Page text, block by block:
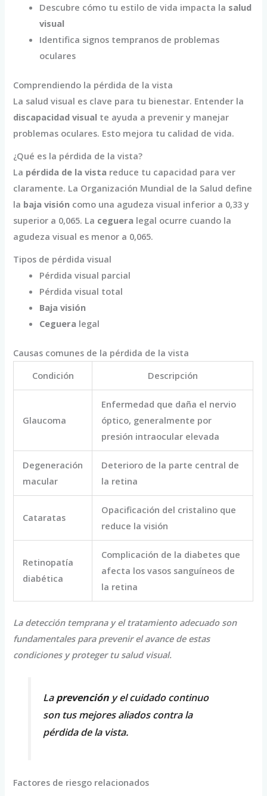
Descubre cómo tu estilo de vida impacta la salud
visual
Identifica signos tempranos de problemas
oculares
Comprendiendo la pérdida de la vista
La salud visual es clave para tu bienestar. Entender la
discapacidad visual te ayuda a prevenir y manejar
problemas oculares. Esto mejora tu calidad de vida.
¿Qué es la pérdida de la vista?
La pérdida de la vista reduce tu capacidad para ver
claramente. La Organización Mundial de la Salud define
la baja visión como una agudeza visual inferior a 0,33 y
superior a 0,065. La ceguera legal ocurre cuando la
agudeza visual es menor a 0,065.
Tipos de pérdida visual
Pérdida visual parcial
Pérdida visual total
Baja visión
Ceguera legal
Causas comunes de la pérdida de la vista
Condición
Descripción
Glaucoma
Enfermedad que daña el nervio
óptico, generalmente por
presión intraocular elevada
Degeneración
macular
Deterioro de la parte central de
la retina
Cataratas
Opacificación del cristalino que
reduce la visión
Retinopatía
diabética
Complicación de la diabetes que
afecta los vasos sanguíneos de
la retina
La detección temprana y el tratamiento adecuado son
fundamentales para prevenir el avance de estas
condiciones y proteger tu salud visual.
Laprevencióny el cuidado continuo
son tus mejores aliados contra la
pérdida de la vista.
Factores de riesgo relacionados